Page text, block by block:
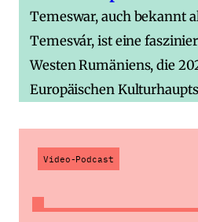
Temeswar, auch bekannt
Temesvár, ist eine
Westen Rumäniens, die
Europäischen
Video-Podcast